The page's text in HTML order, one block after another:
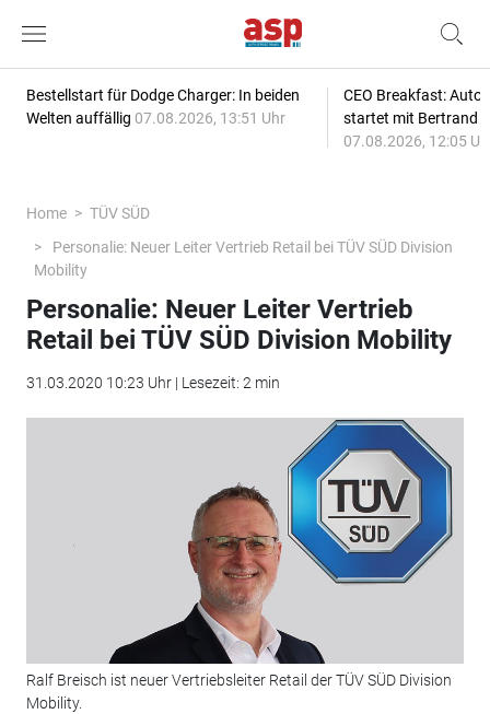
Bestellstart für Dodge Charger: In beiden
Welten auffällig 07.08.2026, 13:51 Uhr
CEO Breakfast:
startet mit Bertrand
07.08.2026, 12:05
Home
TÜV SÜD
Personalie: Neuer Leiter Vertrieb Retail bei TÜV SÜD Division
Mobility
Personalie: Neuer Leiter Vertrieb
Retail bei TÜV SÜD Division Mobility
31.03.2020 10:23 Uhr | Lesezeit: 2 min
Ralf Breisch ist neuer Vertriebsleiter Retail der TÜV SÜD Division
Mobility.